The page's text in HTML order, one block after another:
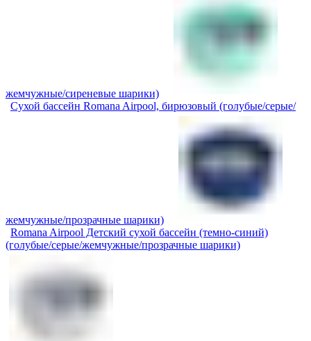
жемчужные/сиреневые шарики)
Сухой бассейн Romana Airpool, бирюзовый (голубые/серые/
жемчужные/прозрачные шарики)
Romana Airpool Детский сухой бассейн (темно-синий)
(голубые/серые/жемчужные/прозрачные шарики)